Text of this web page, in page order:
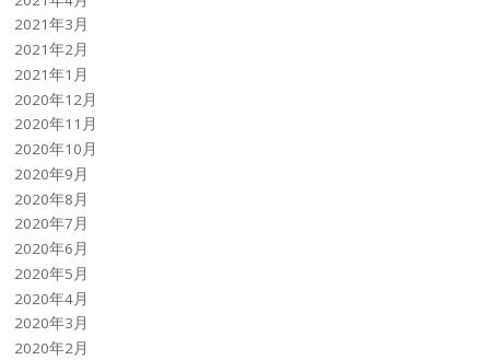
2021年3月
2021年2月
2021年1月
2020年12月
2020年11月
2020年10月
2020年9月
2020年8月
2020年7月
2020年6月
2020年5月
2020年4月
2020年3月
2020年2月